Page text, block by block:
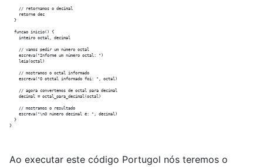
    // retornamos o decimal
    retorne dec
  }
  funcao inicio() {
    inteiro octal, decimal
    // vamos pedir um número octal
    escreva("Informe um número octal: ")
    leia(octal)
    // mostramos o octal informado
    escreva("O otctal informado foi: ", octal)
    // agora convertemos de octal para decimal
    decimal = octal_para_decimal(octal)
    // mostramos o resultado
    escreva("\nO número decimal é: ", decimal)
  }
Ao executar este código Portugol nós teremos o